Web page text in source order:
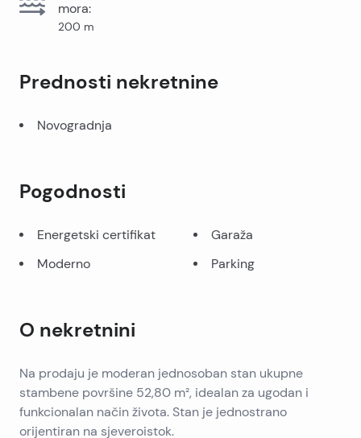
mora:
200 m
Prednosti nekretnine
Novogradnja
Pogodnosti
Energetski certifikat
Garaža
Moderno
Parking
O nekretnini
Na prodaju je moderan jednosoban stan ukupne
stambene površine 52,80 m², idealan za ugodan i
funkcionalan način života. Stan je jednostrano
orijentiran na sjeveroistok.